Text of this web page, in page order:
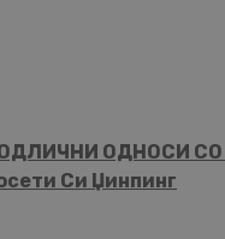
ОДНОСИ
Си Џинпинг